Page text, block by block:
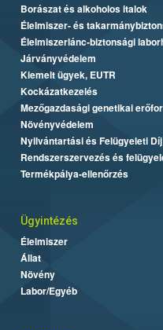
Borászat és alkoholos italok
Élelmiszer- és
Élelmiszerlánc-biztonsági
Járványvédelem
Kiemelt ügyek, EUTR
Kockázatkezelés
Mezőgazdasági genetikai
Növényvédelem
Nyilvántartási és Felügyeleti Díj
Rendszerszervezés és
Termékpálya-ellenőrzés
Ügyintézés
Élelmiszer
Állat
Növény
Labor/Egyéb